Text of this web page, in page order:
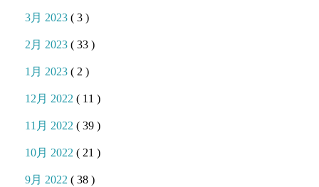
3月 2023( 3 )
2月 2023( 33 )
1月 2023( 2 )
12月 2022( 11 )
11月 2022( 39 )
10月 2022( 21 )
9月 2022( 38 )